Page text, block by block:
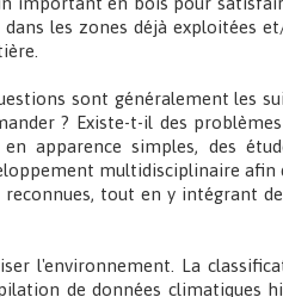
les zones déjà exploitées
sont généralement les
? Existe-t-il des
apparence simples, des
multidisciplinaire
tout en y intégrant
l'environnement. La
de données climatiques